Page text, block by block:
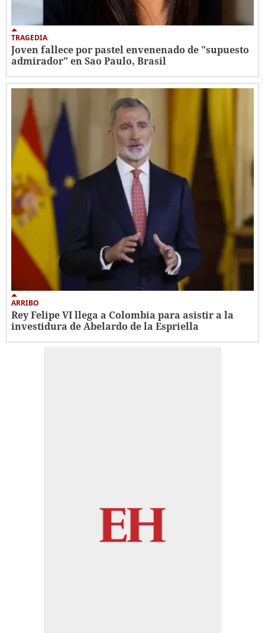
TRAGEDIA
Joven fallece por pastel envenenado de "supuesto
admirador" en Sao Paulo, Brasil
ARRIBO
Rey Felipe VI llega a Colombia para asistir a la
investidura de Abelardo de la Espriella